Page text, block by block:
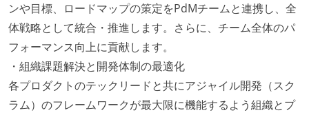
ンや目標、ロードマップの策定をPdMチームと連携し、全
体戦略として統合・推進します。さらに、チーム全体のパ
フォーマンス向上に貢献します。
・組織課題解決と開発体制の最適化
各プロダクトのテックリードと共にアジャイル開発（スク
ラム）のフレームワークが最大限に機能するよう組織とプ